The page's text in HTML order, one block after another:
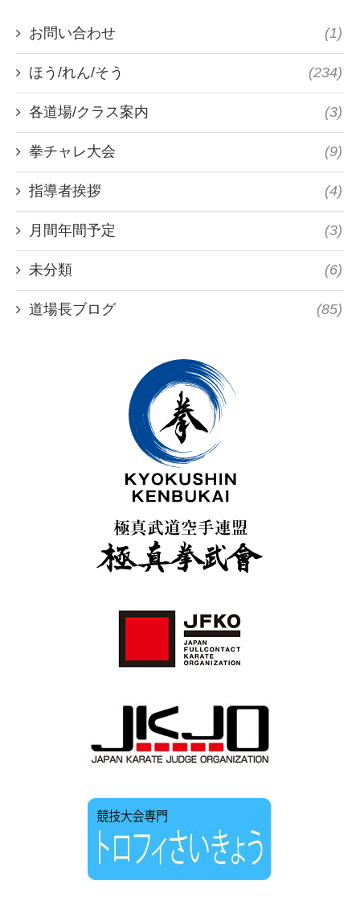
お問い合わせ (1)
ほう/れん/そう (234)
各道場/クラス案内 (3)
拳チャレ大会 (9)
指導者挨拶 (4)
月間年間予定 (3)
未分類 (6)
道場長ブログ (85)